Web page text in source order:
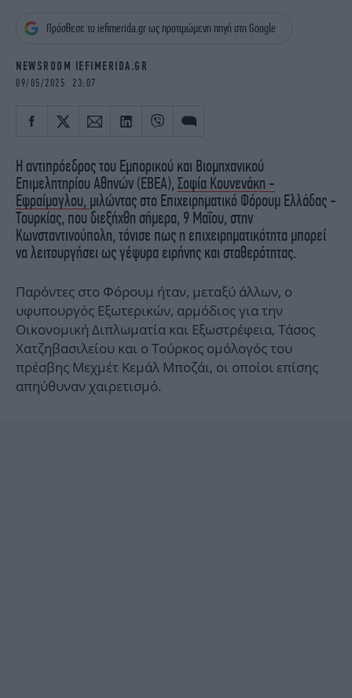
OSCARS
THE OCEAN
Πρόσθεσε το iefimerida.gr ως προτιμώμενη πηγή στη Google
NEWSROOM IEFIMERIDA.GR
09/05/2025 23:07
Η αντιπρόεδρος του Εμπορικού και Βιομηχανικού
Επιμελητηρίου Αθηνών (ΕΒΕΑ), Σοφία Κουνενάκη -
Εφραίμογλου, μιλώντας στο Επιχειρηματικό Φόρουμ Ελλάδας -
Τουρκίας, που διεξήχθη σήμερα, 9 Μαΐου, στην
Κωνσταντινούπολη, τόνισε πως η επιχειρηματικότητα μπορεί
να λειτουργήσει ως γέφυρα ειρήνης και σταθερότητας.
Παρόντες στο Φόρουμ ήταν, μεταξύ άλλων, ο
υφυπουργός Εξωτερικών, αρμόδιος για την
Οικονομική Διπλωματία και Εξωστρέφεια, Τάσος
Χατζηβασιλείου και ο Τούρκος ομόλογός του
πρέσβης Μεχμέτ Κεμάλ Μποζάι, οι οποίοι επίσης
απηύθυναν χαιρετισμό.